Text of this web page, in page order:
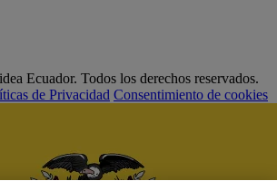
Ecuador. Todos los derechos reservados.
de Privacidad Consentimiento de cookies